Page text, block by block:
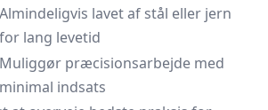
Almindeligvis lavet af stål eller jern
for lang levetid
Muliggør præcisionsarbejde med
minimal indsats